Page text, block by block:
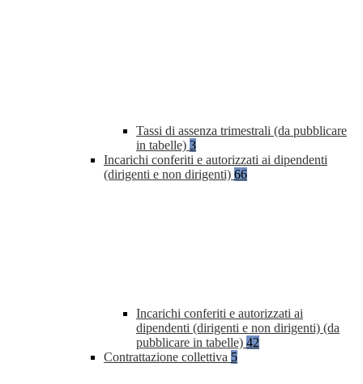
Tassi di assenza trimestrali (da pubblicare
in tabelle) 3
Incarichi conferiti e autorizzati ai dipendenti
(dirigenti e non dirigenti) 66
Incarichi conferiti e autorizzati ai
dipendenti (dirigenti e non dirigenti) (da
pubblicare in tabelle) 42
Contrattazione collettiva 5